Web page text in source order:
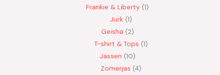
Frankie & Liberty 1
Jurk 1
Geisha 2
T-shirt & Tops 1
Jassen 10
Zomerjas 4